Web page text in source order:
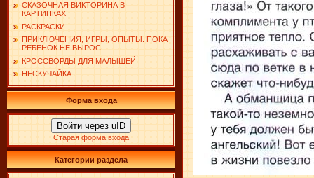
СКАЗОЧНАЯ ВИКТОРИНА В
КАРТИНКАХ
РАСКРАСКИ
ПРИКЛЮЧЕНИЯ, ИГРЫ, ОПЫТЫ. ПОКА
РЕБЕНОК НЕ ВЫРОС
КРОССВОРДЫ ДЛЯ МАЛЫШЕЙ
НЕСКУЧАЙКА
Форма входа
Войти через uID
Старая форма входа
Категории раздела